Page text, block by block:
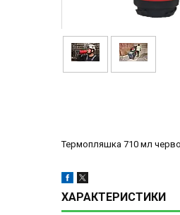
Термопляшка 710 мл
ХАРАКТЕРИСТИКИ